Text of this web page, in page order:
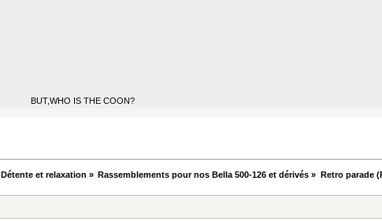
BUT,WHO IS THE COON?
Détente et relaxation » Rassemblements pour nos Bella 500-126 et dérivés » Retro parade